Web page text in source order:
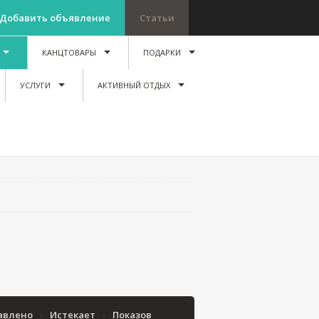
объявление Статьи
КАНЦТОВАРЫ ПОДАРКИ
УСЛУГИ АКТИВНЫЙ ОТДЫХ
Истекает Показов